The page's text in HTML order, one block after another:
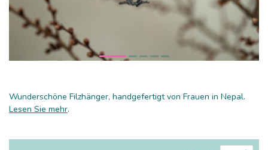
Wunderschöne Filzhänger, handgefertigt von Frauen in Nepal.
Lesen Sie mehr.